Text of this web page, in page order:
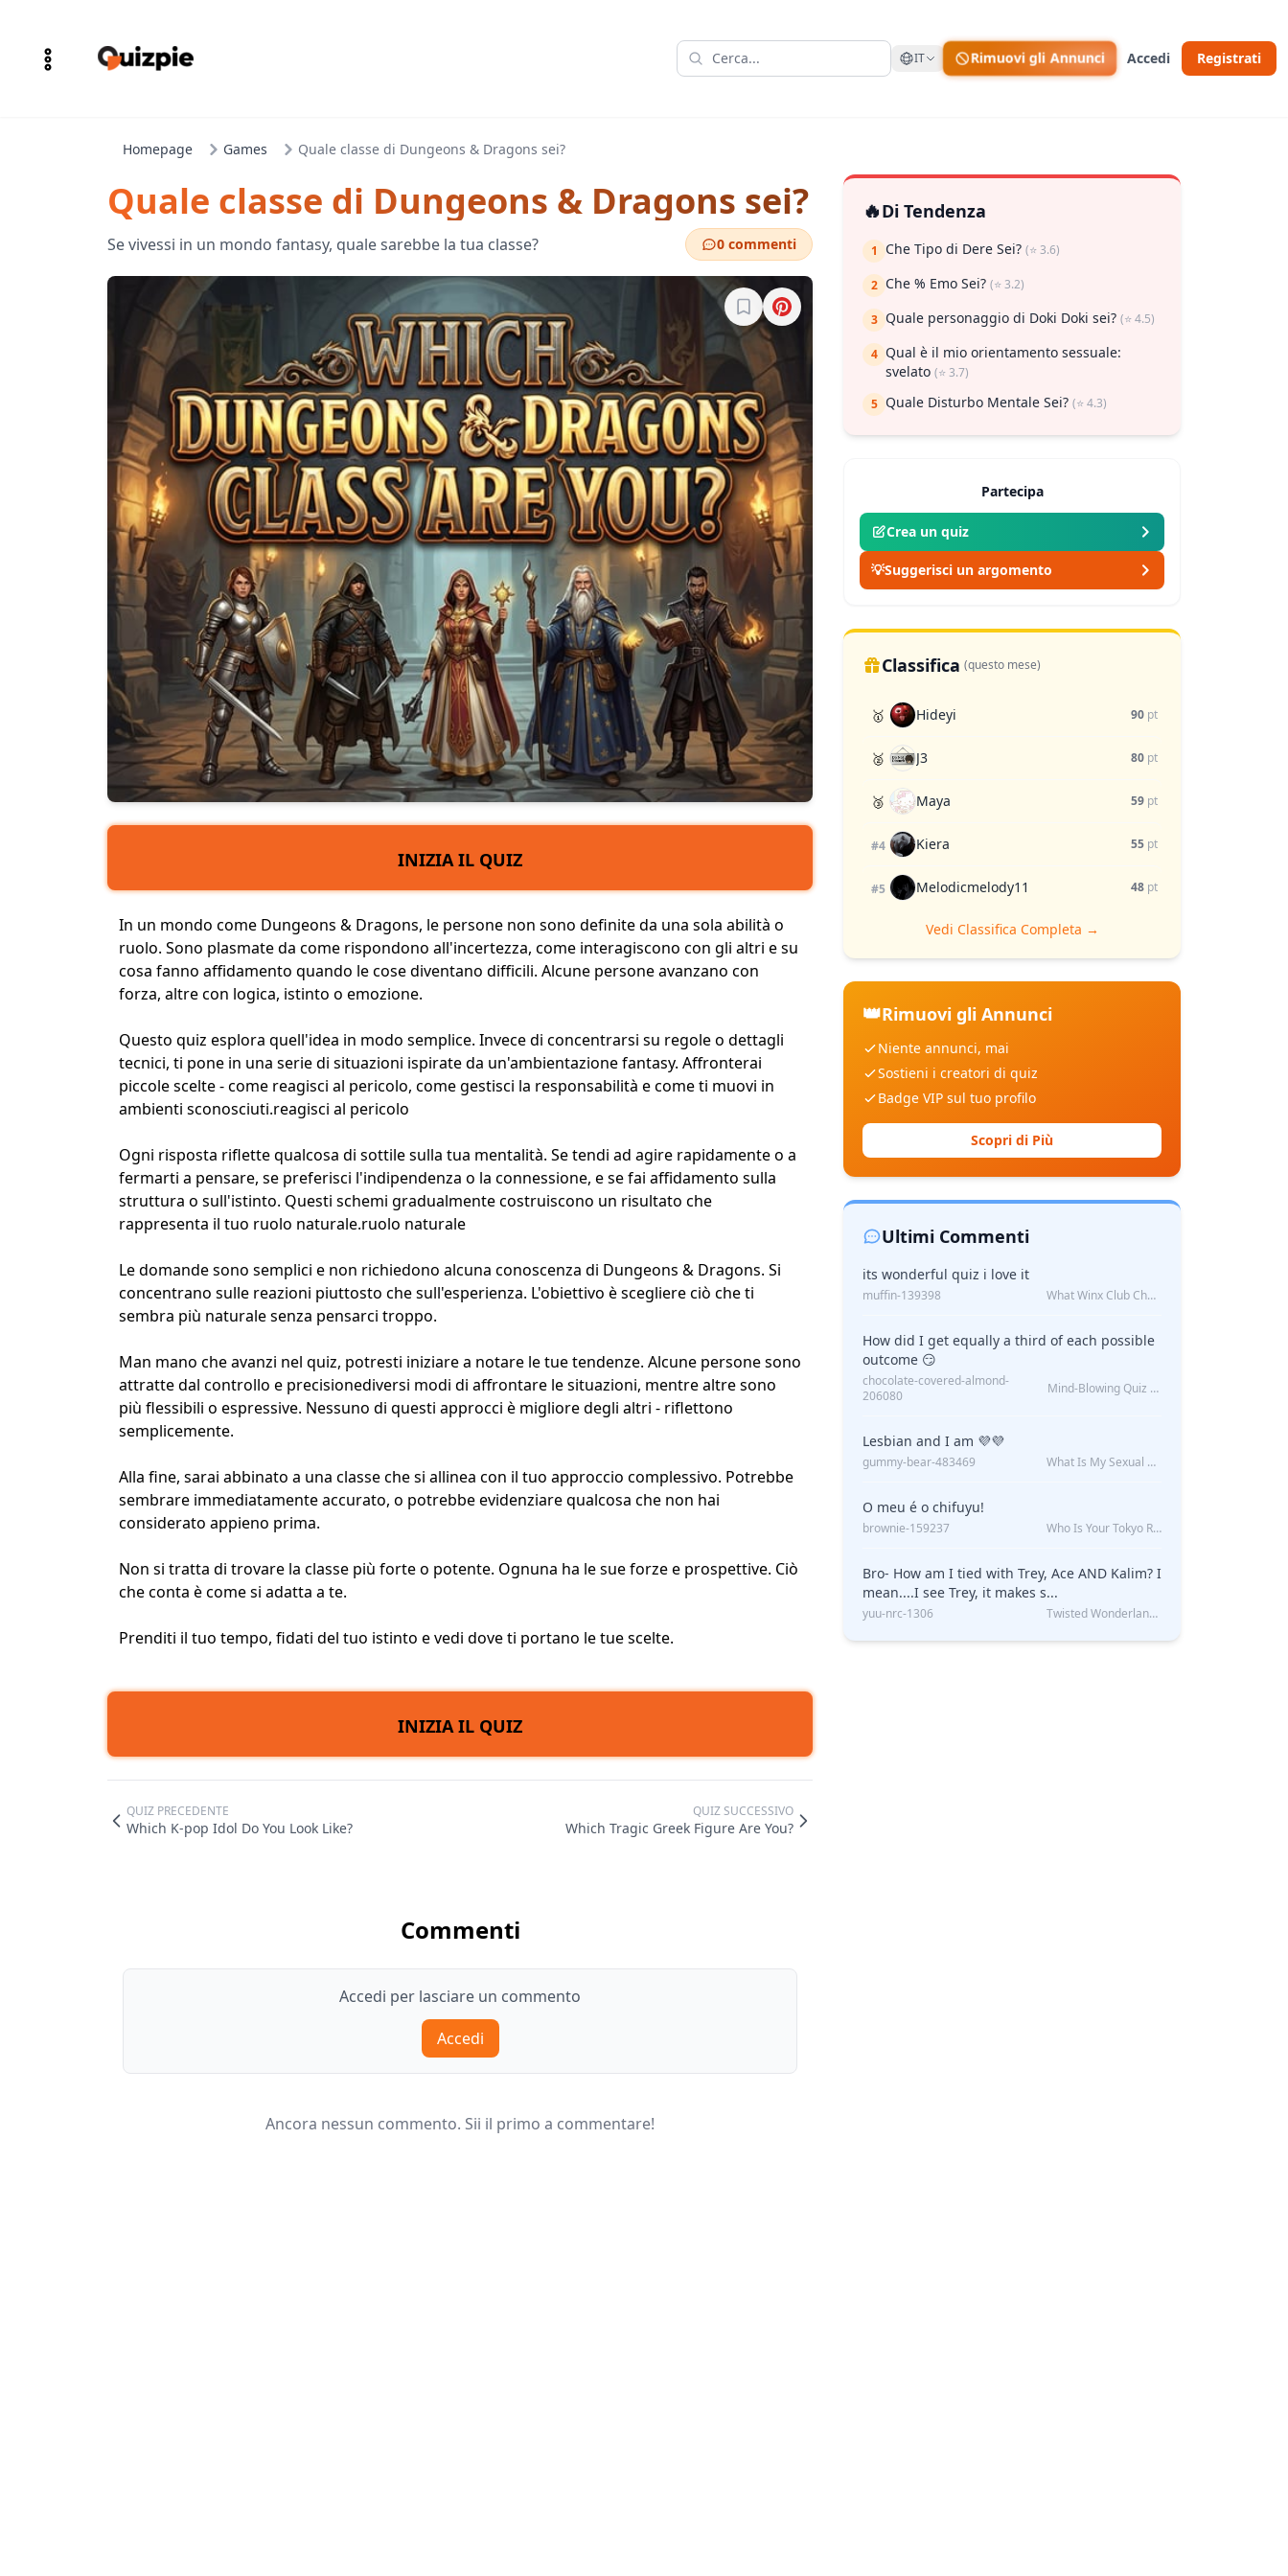
IT Rimuovi gli Annunci Accedi Registrati
Homepage Games Quale classe di Dungeons & Dragons sei?
Quale classe di Dungeons & Dragons sei?
Se vivessi in un mondo fantasy, quale sarebbe la tua classe? 0 commenti
Accedi per salvare
INIZIA IL QUIZ
In un mondo come Dungeons & Dragons, le persone non sono definite da una sola abilità o
ruolo. Sono plasmate da come rispondono all'incertezza, come interagiscono con gli altri e su
cosa fanno affidamento quando le cose diventano difficili. Alcune persone avanzano con
forza, altre con logica, istinto o emozione.
Questo quiz esplora quell'idea in modo semplice. Invece di concentrarsi su regole o dettagli
tecnici, ti pone in una serie di situazioni ispirate da un'ambientazione fantasy. Affronterai
piccole scelte - come reagisci al pericolo, come gestisci la responsabilità e come ti muovi in
ambienti sconosciuti.reagisci al pericolo
Ogni risposta riflette qualcosa di sottile sulla tua mentalità. Se tendi ad agire rapidamente o a
fermarti a pensare, se preferisci l'indipendenza o la connessione, e se fai affidamento sulla
struttura o sull'istinto. Questi schemi gradualmente costruiscono un risultato che
rappresenta il tuo ruolo naturale.ruolo naturale
Le domande sono semplici e non richiedono alcuna conoscenza di Dungeons & Dragons. Si
concentrano sulle reazioni piuttosto che sull'esperienza. L'obiettivo è scegliere ciò che ti
sembra più naturale senza pensarci troppo.
Man mano che avanzi nel quiz, potresti iniziare a notare le tue tendenze. Alcune persone sono
attratte dal controllo e precisionediversi modi di affrontare le situazioni, mentre altre sono
più flessibili o espressive. Nessuno di questi approcci è migliore degli altri - riflettono
semplicemente.
Alla fine, sarai abbinato a una classe che si allinea con il tuo approccio complessivo. Potrebbe
sembrare immediatamente accurato, o potrebbe evidenziare qualcosa che non hai
considerato appieno prima.
Non si tratta di trovare la classe più forte o potente. Ognuna ha le sue forze e prospettive. Ciò
che conta è come si adatta a te.
Prenditi il tuo tempo, fidati del tuo istinto e vedi dove ti portano le tue scelte.
INIZIA IL QUIZ
QUIZ PRECEDENTE
Which K-pop Idol Do You Look Like?
QUIZ SUCCESSIVO
Which Tragic Greek Figure Are You?
Commenti
Accedi per lasciare un commento
Accedi
Ancora nessun commento. Sii il primo a commentare!
🔥Di Tendenza
1 Che Tipo di Dere Sei? (⭐ 3.6)
2 Che % Emo Sei? (⭐ 3.2)
3 Quale personaggio di Doki Doki sei? (⭐ 4.5)
4 Qual è il mio orientamento sessuale:
svelato (⭐ 3.7)
5 Quale Disturbo Mentale Sei? (⭐ 4.3)
Partecipa
Crea un quiz
💡Suggerisci un argomento
Classifica (questo mese)
🥇 Hideyi 90 pt
🥈 J3 80 pt
🥉 Maya 59 pt
#4 Kiera 55 pt
#5 Melodicmelody11 48 pt
Vedi Classifica Completa →
👑Rimuovi gli Annunci
Niente annunci, mai
Sostieni i creatori di quiz
Badge VIP sul tuo profilo
Scopri di Più
Ultimi Commenti
its wonderful quiz i love it
muffin-139398 What Winx Club Character Are You?
How did I get equally a third of each possible
outcome 😏
chocolate-covered-almond-
206080
Mind-Blowing Quiz Reveals: Will I Be Alone Forever?
Lesbian and I am 💜💜
gummy-bear-483469 What Is My Sexual Orientation: Uncovered
O meu é o chifuyu!
brownie-159237 Who Is Your Tokyo Revengers Boyfriend?
Bro- How am I tied with Trey, Ace AND Kalim? I
mean....I see Trey, it makes s...
yuu-nrc-1306 Twisted Wonderland Kin Quiz